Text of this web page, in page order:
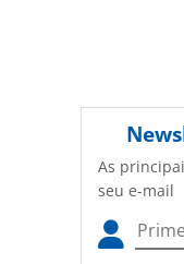
As
seu e-mail